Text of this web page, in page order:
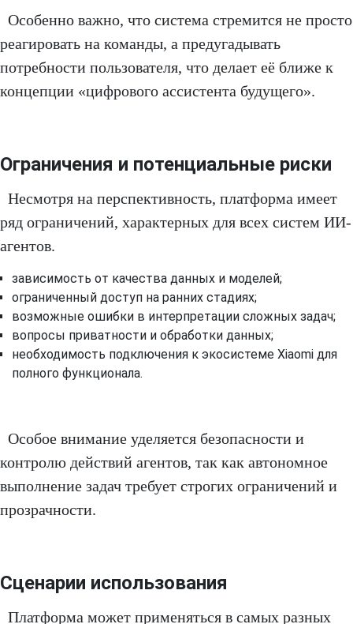
Особенно важно, что система стремится не просто
реагировать на команды, а предугадывать
потребности пользователя, что делает её ближе к
концепции «цифрового ассистента будущего».
Ограничения и потенциальные риски
Несмотря на перспективность, платформа имеет
ряд ограничений, характерных для всех систем ИИ-
агентов.
зависимость от качества данных и моделей;
ограниченный доступ на ранних стадиях;
возможные ошибки в интерпретации сложных задач;
вопросы приватности и обработки данных;
необходимость подключения к экосистеме Xiaomi для
полного функционала.
Особое внимание уделяется безопасности и
контролю действий агентов, так как автономное
выполнение задач требует строгих ограничений и
прозрачности.
Сценарии использования
Платформа может применяться в самых разных